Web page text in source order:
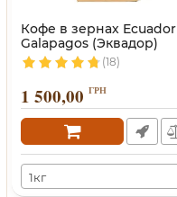
Кофе в зернах Ecuador
Galapagos (Эквадор)
(18)
1 500,00 ГРН
1кг